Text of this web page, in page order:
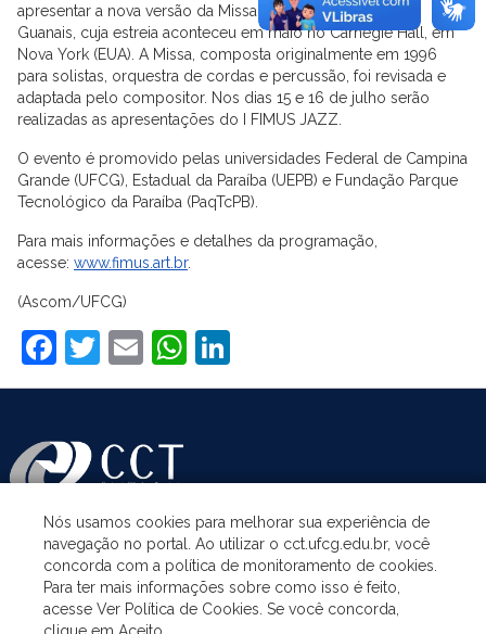
apresentar a nova versão da Missa de Alcaçus, de Danilo
Guanais, cuja estreia aconteceu em maio no Carnegie Hall, em
Nova York (EUA). A Missa, composta originalmente em 1996
para solistas, orquestra de cordas e percussão, foi revisada e
adaptada pelo compositor. Nos dias 15 e 16 de julho serão
realizadas as apresentações do I FIMUS JAZZ.
O evento é promovido pelas universidades Federal de Campina
Grande (UFCG), Estadual da Paraíba (UEPB) e Fundação Parque
Tecnológico da Paraíba (PaqTcPB).
Para mais informações e detalhes da programação,
acesse: www.fimus.art.br.
(Ascom/UFCG)
Facebook
Twitter
EmailWhatsApp
ASSUNTOS
ACESSO À INFORMAÇÃO
Nós usamos cookies para melhorar sua experiência de
navegação no portal. Ao utilizar o cct.ufcg.edu.br, você
concorda com a política de monitoramento de cookies.
Para ter mais informações sobre como isso é feito,
acesse Ver Política de Cookies. Se você concorda,